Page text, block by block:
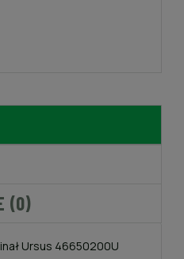
(0)
Ursus 46650200U